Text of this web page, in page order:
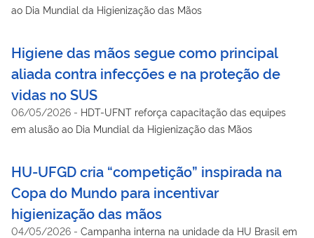
ao Dia Mundial da Higienização das Mãos
Higiene das mãos segue como principal
aliada contra infecções e na proteção de
vidas no SUS
06/05/2026 - HDT-UFNT reforça capacitação das equipes
em alusão ao Dia Mundial da Higienização das Mãos
HU-UFGD cria “competição” inspirada na
Copa do Mundo para incentivar
higienização das mãos
04/05/2026 - Campanha interna na unidade da HU Brasil em